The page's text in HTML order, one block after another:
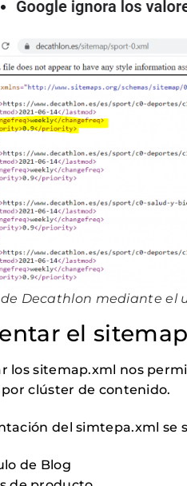
de Decathlon mediante el
el
los sitemap.xml nos
clúster de contenido.
del simtepa.xml se
de Blog